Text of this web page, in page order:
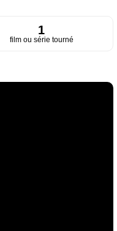
1
film ou série tourné